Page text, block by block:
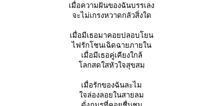
เมื่อความฝันของฉันบรรเลง
จะไม่เกรงหวาดกลัวสิ่งใด
เมื่อมีเธอมาคอยปลอบโยน
ไฟรักโชนเฉิดฉายภายใน
เมื่อมีเธอคู่เคียงใกล้
ลกสดใสหัวใจสุขสม
เมื่อรักของฉันละไม
จล่องลอยในสายลม